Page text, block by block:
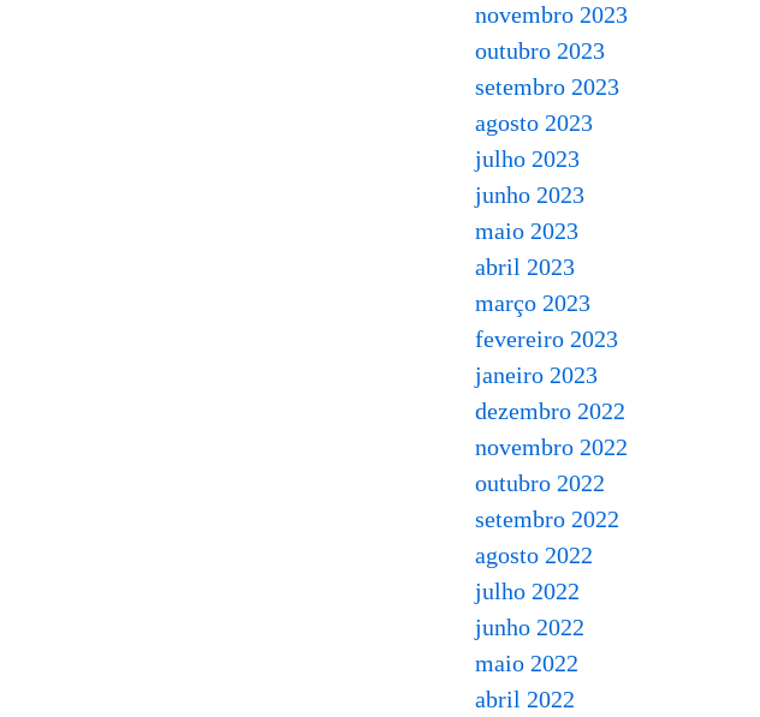
novembro 2023
outubro 2023
setembro 2023
agosto 2023
julho 2023
junho 2023
maio 2023
abril 2023
março 2023
fevereiro 2023
janeiro 2023
dezembro 2022
novembro 2022
outubro 2022
setembro 2022
agosto 2022
julho 2022
junho 2022
maio 2022
abril 2022